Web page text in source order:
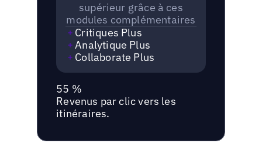
supérieur grâce à ces
modules complémentaires
Critiques Plus
Analytique Plus
Collaborate Plus
55 %
Revenus par clic vers les
itinéraires.